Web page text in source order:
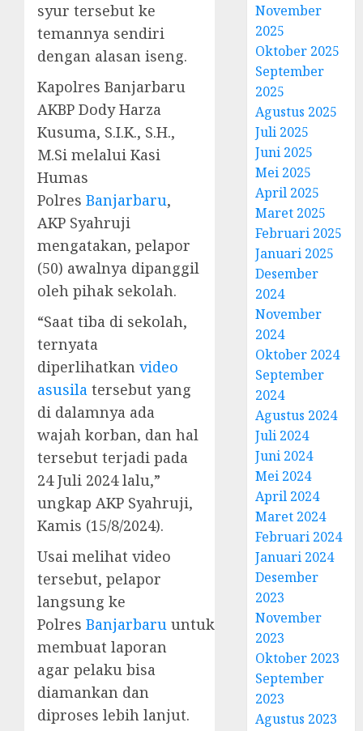
syur tersebut ke
temannya sendiri
dengan alasan iseng.
Kapolres Banjarbaru
AKBP Dody Harza
Kusuma, S.I.K., S.H.,
M.Si melalui Kasi
Humas
Polres Banjarbaru,
AKP Syahruji
mengatakan, pelapor
(50) awalnya dipanggil
oleh pihak sekolah.
“Saat tiba di sekolah,
ternyata
diperlihatkan video
asusila tersebut yang
di dalamnya ada
wajah korban, dan hal
tersebut terjadi pada
24 Juli 2024 lalu,”
ungkap AKP Syahruji,
Kamis (15/8/2024).
Usai melihat video
tersebut, pelapor
langsung ke
Polres Banjarbaru untuk
membuat laporan
agar pelaku bisa
diamankan dan
diproses lebih lanjut.
November
2025
Oktober 2025
September
2025
Agustus 2025
Juli 2025
Juni 2025
Mei 2025
April 2025
Maret 2025
Februari 2025
Januari 2025
Desember
2024
November
2024
Oktober 2024
September
2024
Agustus 2024
Juli 2024
Juni 2024
Mei 2024
April 2024
Maret 2024
Februari 2024
Januari 2024
Desember
2023
November
2023
Oktober 2023
September
2023
Agustus 2023